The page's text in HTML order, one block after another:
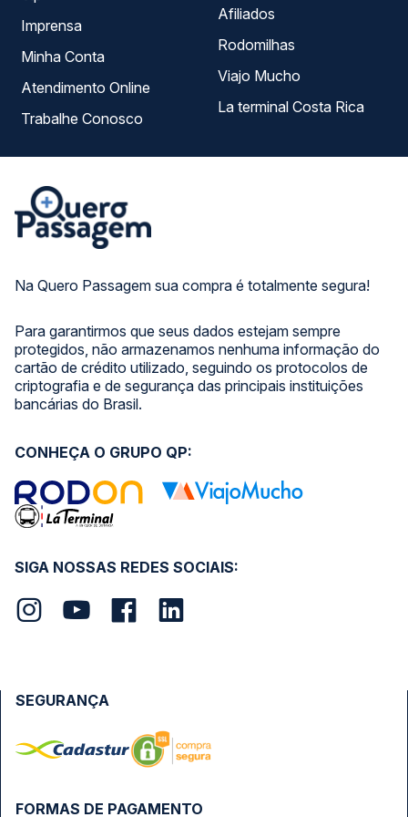
Na Quero Passagem sua compra é totalmente segura!
Para garantirmos que seus dados estejam sempre
protegidos, não armazenamos nenhuma informação do
cartão de crédito utilizado, seguindo os protocolos de
criptografia e de segurança das principais instituições
bancárias do Brasil.
Imprensa
Minha Conta
Atendimento Online
Trabalhe Conosco
Afiliados
Rodomilhas
Viajo Mucho
La terminal Costa Rica
SIGA NOSSAS REDES SOCIAIS:
CONHEÇA O GRUPO QP:
FORMAS DE PAGAMENTO
SEGURANÇA